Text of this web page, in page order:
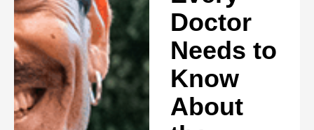
Doctor
Needs to
Know
About